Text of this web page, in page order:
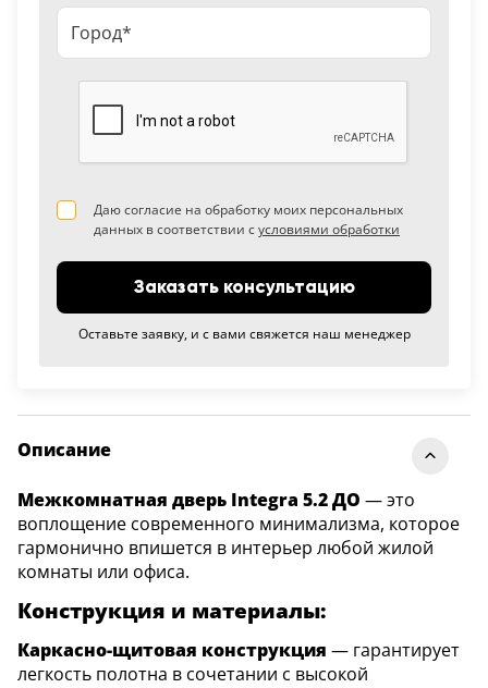
Даю согласие на обработку моих персональных
данных в соответствии сусловиями обработки
Заказать консультацию
Оставьте заявку, и с вами свяжется наш менеджер
Описание
Межкомнатная дверь Integra 5.2 ДО — это
воплощение современного минимализма, которое
гармонично впишется в интерьер любой жилой
комнаты или офиса.
Конструкция и материалы:
Каркасно-щитовая конструкция — гарантирует
легкость полотна в сочетании с высокой